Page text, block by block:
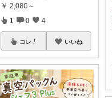
￥ 2,080～
1 0 4
コレ いいね